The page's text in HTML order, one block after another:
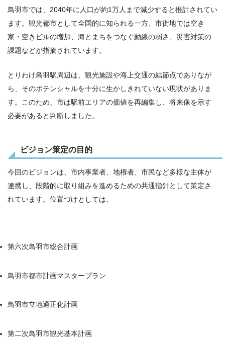
鳥羽市では、2040年に人口が約1万人まで減少すると推計されてい
ます。観光都市として全国的に知られる一方、市街地では空き
家・空きビルの増加、海とまちをつなぐ動線の弱さ、災害対策の
課題などが指摘されています。
とりわけ鳥羽駅周辺は、観光施設や海上交通の結節点でありなが
ら、そのポテンシャルを十分に生かしきれていない現状がありま
す。このため、市は駅前エリアの価値を再編集し、将来像を示す
必要があると判断しました。
ビジョン策定の目的
今回のビジョンは、市内事業者、地権者、市民など多様な主体が
連携し、段階的に取り組みを進めるための共通指針として策定さ
れています。位置づけとしては、
第六次鳥羽市総合計画
鳥羽市都市計画マスタープラン
鳥羽市立地適正化計画
第二次鳥羽市観光基本計画